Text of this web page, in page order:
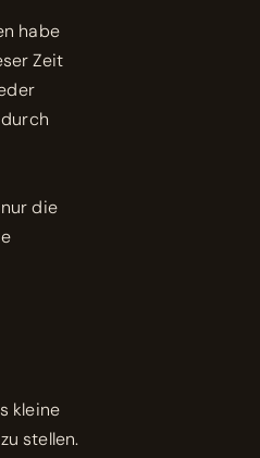
habe
Zeit
die
kleine
stellen.